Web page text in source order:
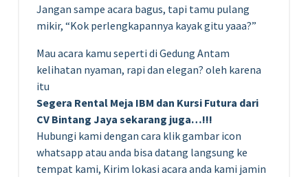
Jangan sampe acara bagus, tapi tamu pulang
mikir, “Kok perlengkapannya kayak gitu yaaa?”
Mau acara kamu seperti di Gedung Antam
kelihatan nyaman, rapi dan elegan? oleh karena
itu
Segera Rental Meja IBM dan Kursi Futura dari
CV Bintang Jaya sekarang juga…!!!
Hubungi kami dengan cara klik gambar icon
whatsapp atau anda bisa datang langsung ke
tempat kami, Kirim lokasi acara anda kami jamin